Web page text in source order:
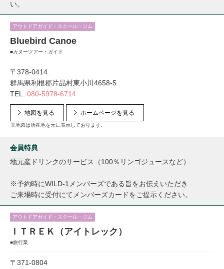
い。
アウトドアガイド・スクール・ジム
Bluebird Canoe
■カヌーツアー・ガイド
〒378-0414
群馬県利根郡片品村東小川4658-5
TEL. 080-5978-6714
地図を見る
※地図は所在地を元に表示しております。
ホームページを見る
会員特典
地元産ドリンクのサービス（100％リンゴジュースなど）
※予約時にWILD-1メンバーズである旨をお伝えいただき
ご来場時に受付にてメンバーズカードをご提示ください。
アウトドアガイド・スクール・ジム
ＩＴＲＥＫ（アイトレック）
■旅行業
〒371-0804